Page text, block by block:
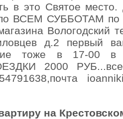
в это Святое место.
ВСЕМ СУББОТАМ по
Вологодский
д.2 первый
тоже в 17-00 в
2000
на